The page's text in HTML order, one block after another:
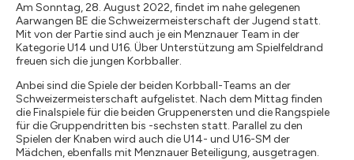
Am Sonntag, 28. August 2022, findet im nahe gelegenen
Aarwangen BE die Schweizermeisterschaft der Jugend statt.
Mit von der Partie sind auch je ein Menznauer Team in der
Kategorie U14 und U16. Über Unterstützung am Spielfeldrand
freuen sich die jungen Korbballer.
Anbei sind die Spiele der beiden Korbball-Teams an der
Schweizermeisterschaft aufgelistet. Nach dem Mittag finden
die Finalspiele für die beiden Gruppenersten und die Rangspiele
für die Gruppendritten bis -sechsten statt. Parallel zu den
Spielen der Knaben wird auch die U14- und U16-SM der
Mädchen, ebenfalls mit Menznauer Beteiligung, ausgetragen.